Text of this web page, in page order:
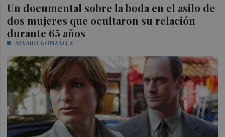
Un documental sobre la boda en el asilo de
dos mujeres que ocultaron su relación
durante 65 años
ÁLVARO GONZÁLEZ